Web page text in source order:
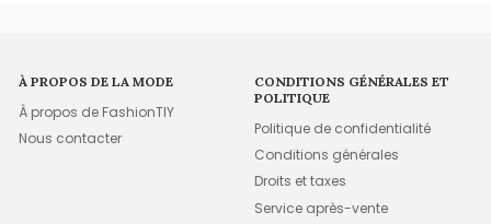
À PROPOS DE LA MODE
À propos de FashionTIY
Nous contacter
CONDITIONS GÉNÉRALES ET
POLITIQUE
Politique de confidentialité
Conditions générales
Droits et taxes
Service après-vente